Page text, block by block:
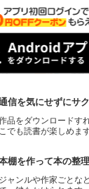
信を気にせずにサ
品をダウンロードす
こでも読書が楽しめます
棚を作って本の整
ジャンルや作家ごとな